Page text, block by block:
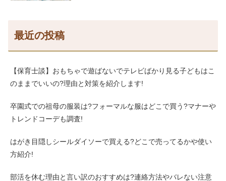
最近の投稿
【保育士談】おもちゃで遊ばないでテレビばかり見る子どもはこ
のままでいいの?理由と対策を紹介します!
卒園式での祖母の服装は?フォーマルな服はどこで買う?マナーや
トレンドコーデも調査!
はがき目隠しシールダイソーで買える?どこで売ってるかや使い
方紹介!
部活を休む理由と言い訳のおすすめは?連絡方法やバレない注意